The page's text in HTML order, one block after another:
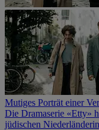
Mutiges Porträt einer
Die Dramaserie «Etty»
jüdischen